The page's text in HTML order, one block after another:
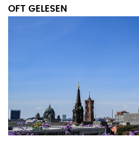
OFT GELESEN